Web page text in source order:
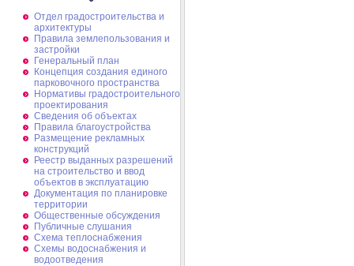
Отдел градостроительства и
архитектуры
Правила землепользования и
застройки
Генеральный план
Концепция создания единого
парковочного пространства
Нормативы градостроительного
проектирования
Сведения об объектах
Правила благоустройства
Размещение рекламных
конструкций
Реестр выданных разрешений
на строительство и ввод
объектов в эксплуатацию
Документация по планировке
территории
Общественные обсуждения
Публичные слушания
Схема теплоснабжения
Схемы водоснабжения и
водоотведения